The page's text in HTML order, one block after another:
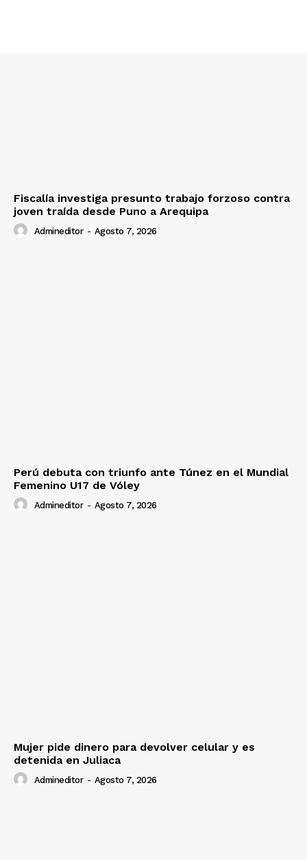
Contacto
Prensa
Fiscalía investiga presunto trabajo forzoso contra
joven traída desde Puno a Arequipa
Admineditor - Agosto 7, 2026
Perú debuta con triunfo ante Túnez en el Mundial
Femenino U17 de Vóley
Admineditor - Agosto 7, 2026
Mujer pide dinero para devolver celular y es
detenida en Juliaca
Admineditor - Agosto 7, 2026